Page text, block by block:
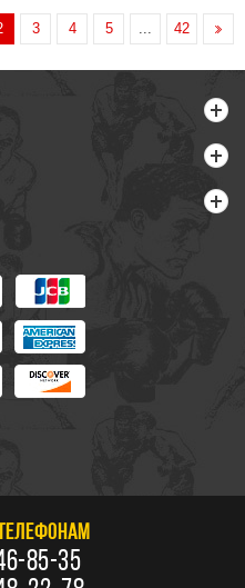
3 4 5 42
85-35